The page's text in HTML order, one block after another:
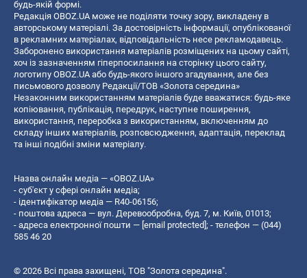
будь-якій формі.
Редакція OBOZ.UA може не поділяти точку зору, викладену в
авторському матеріалі. За достовірність інформації, опублікованої
в рекламних матеріалах, відповідальність несе рекламодавець.
Заборонено використання матеріалів розміщених на цьому сайті,
хоч із зазначенням гіперпосилання на сторінку цього сайту,
логотипу OBOZ.UA або будь-якого іншого згадування, але без
письмового дозволу Редакції/ТОВ «Золота середина»
Незаконним використанням матеріалів буде вважатися: будь-яке
копiювання, публiкацiя, передрук, наступне поширення,
використання, переробка з використанням, включенням до
складу інших матеріалів, розповсюдження, адаптація, переклад
та інші подібні зміни матеріалу.
Назва онлайн медіа — «OBOZ.UA»
- суб'єкт у сфері онлайн медіа;
- ідентифікатор медіа — R40-06156;
- поштова адреса — вул. Деревообробна, буд. 7, м. Київ, 01013;
- адреса електронної пошти — [email protected]; - телефон — (044)
585 46 20
© 2026 Всі права захищені, ТОВ "Золота середина".